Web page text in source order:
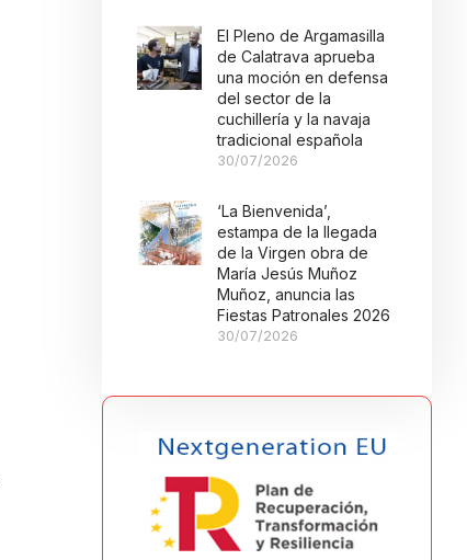
El Pleno de Argamasilla
de Calatrava aprueba
una moción en defensa
del sector de la
cuchillería y la navaja
tradicional española
30/07/2026
‘La Bienvenida’,
estampa de la llegada
de la Virgen obra de
María Jesús Muñoz
Muñoz, anuncia las
Fiestas Patronales 2026
30/07/2026